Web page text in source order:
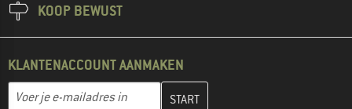
KOOP BEWUST
KLANTENACCOUNT AANMAKEN
E-mailadres
Vul je e-mailadres hier in en maak in de volgende stap je